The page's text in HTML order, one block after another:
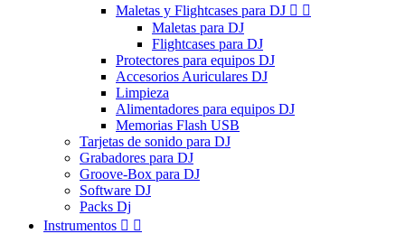
Maletas y Flightcases para DJ  
Maletas para DJ
Flightcases para DJ
Protectores para equipos DJ
Accesorios Auriculares DJ
Limpieza
Alimentadores para equipos DJ
Memorias Flash USB
Tarjetas de sonido para DJ
Grabadores para DJ
Groove-Box para DJ
Software DJ
Packs Dj
Instrumentos  